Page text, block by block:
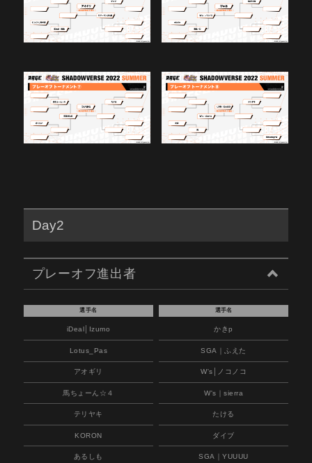
Day2
プレーオフ進出者
選手名 選手名
iDeal│Izumo かきp
Lotus_Pas SGA｜ふえた
アオギリ W's│ノコノコ
馬ちょーん☆４ W's｜sierra
テリヤキ たける
KORON ダイブ
あるしも SGA｜YUUUU